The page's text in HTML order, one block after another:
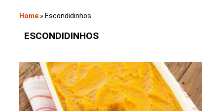
Massas
Lanches
Bolos
Home » Escondidinhos
ESCONDIDINHOS